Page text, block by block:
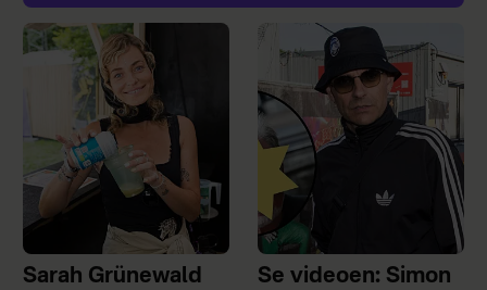
Sarah Grünewald
Se videoen: Simon